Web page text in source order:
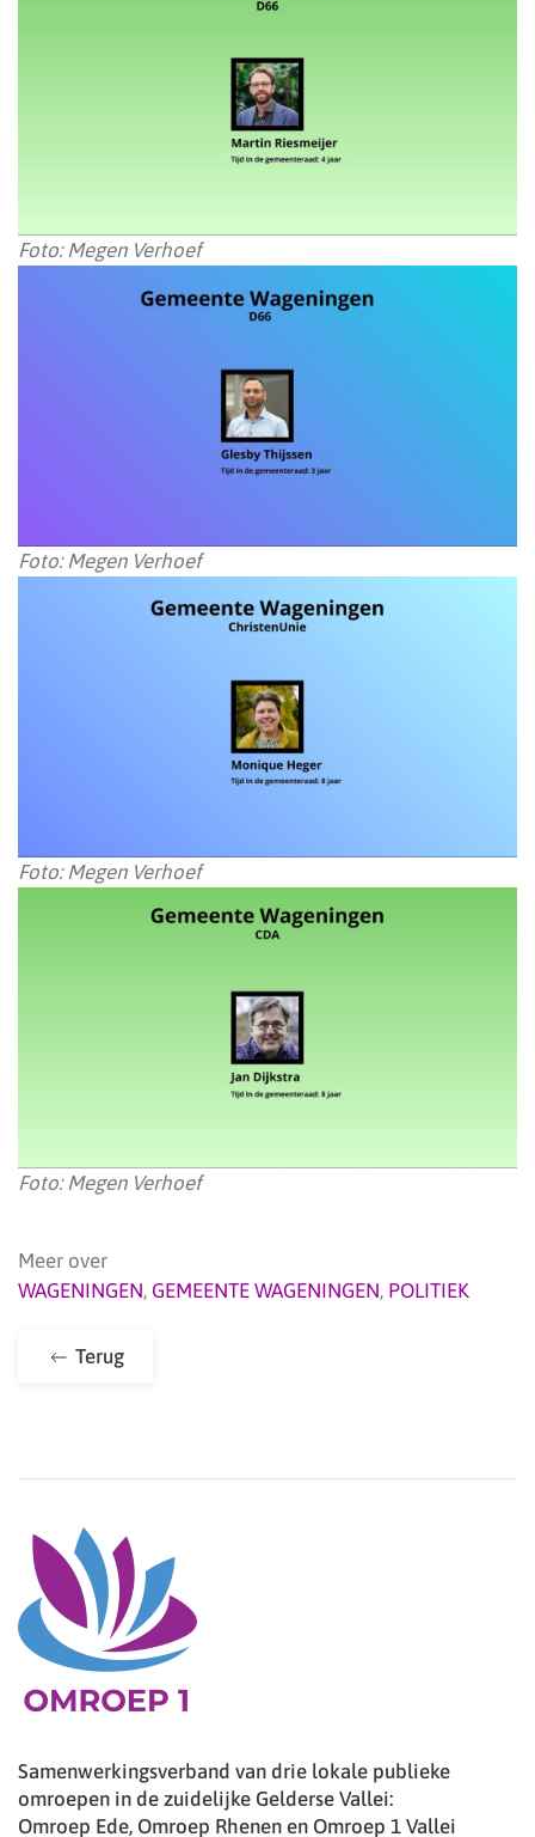
Foto: Megen Verhoef
Foto: Megen Verhoef
Foto: Megen Verhoef
Foto: Megen Verhoef
Meer over
WAGENINGEN, GEMEENTE WAGENINGEN, POLITIEK
Terug
Samenwerkingsverband van drie lokale publieke
omroepen in de zuidelijke Gelderse Vallei:
Omroep Ede, Omroep Rhenen en Omroep 1 Vallei